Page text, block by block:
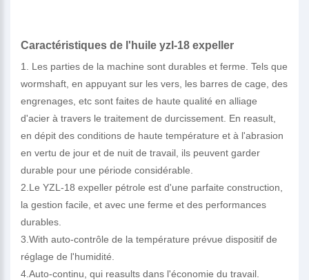
Caractéristiques de l'huile yzl-18 expeller
1. Les parties de la machine sont durables et ferme. Tels que
wormshaft, en appuyant sur les vers, les barres de cage, des
engrenages, etc sont faites de haute qualité en alliage
d'acier à travers le traitement de durcissement. En reasult,
en dépit des conditions de haute température et à l'abrasion
en vertu de jour et de nuit de travail, ils peuvent garder
durable pour une période considérable.
2.Le YZL-18 expeller pétrole est d'une parfaite construction,
la gestion facile, et avec une ferme et des performances
durables.
3.With auto-contrôle de la température prévue dispositif de
réglage de l'humidité.
4.Auto-continu, qui reasults dans l'économie du travail.